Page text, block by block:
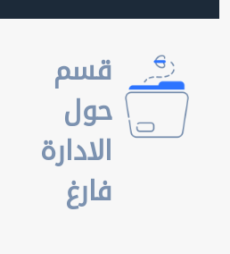
قسم
حول
الادارة
فارغ